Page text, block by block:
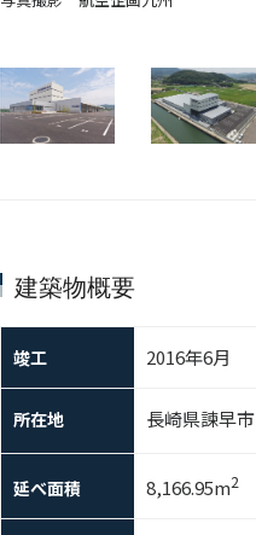
建築物概要
竣工 2016年6月
所在地 長崎県諫早市
延べ面積 8,166.95m2